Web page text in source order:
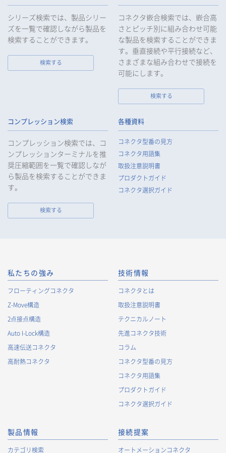
9. 当社は、個人情報の漏えい等の事故が発生した場合は、お客様
等の保護を最優先する考えのもと、被害を最小限にとどめるた
めに合理的な範囲で速やかに対応し、再発防止に向けた取り組
みを行います。
当社は、個人情報報保護のための管理体制および取り組みを継
続的に見直し、定期的に評価を実施し、その改善に努めてまい
ります。
個人情報の取得
当社は、当社サービスの提供にあたり、お客様等の氏名、住
所、電話番号、電子メールアドレス、勤務先情報（所属会社
名、所属部署名、役職、住所、電話（FAX）番号等）、性別、銀
行口座情報等の個人情報を取得します。当社は、適正に個人情
報を取得し、偽りその他不正の手段により取得することはいた
なお、当社は、Cookieおよびその他のトラッキング技術（例え
ばWebビーコン）を使用して、IPアドレス等の識別子を含む、
られる場合のCookie情報は、後掲及びCookieポリシーに従って
取り扱います。https://www.irisoele.com/jp/cookie/
2. 個人情報の利用目的
当社が取得する個人情報の利用目的は、次の通りです。当社
は、次の利用目的を、関連性を有すると合理的に認められる範
囲で変更することがあり、変更した場合には、変更された利用
お客様に対する当社製品のご案内のため
お客様に対するキャンペーン、イベント開催案内等の情報
等、お客様へのサービス向上のため
・
お客様の情報管理のため
シリーズ検索では、製品シリー
ズを一覧で確認しながら製品を
検索することができます。
検索する
コネクタ嵌合検索では、嵌合高
さとピッチ別に組み合わせ可能
な製品を検索することができま
す。垂直接続や平行接続など、
さまざまな組み合わせで接続を
可能にします。
検索する
コンプレッション検索
コンプレッション検索では、コ
ンプレッションターミナルを推
奨圧縮範囲を一覧で確認しなが
ら製品を検索することができま
す。
検索する
各種資料
コネクタ型番の見方
コネクタ用語集
取扱注意説明書
プロダクトガイド
コネクタ選択ガイド
私たちの強み
フローティングコネクタ
Z-Move構造
2点接点構造
Auto I-Lock構造
高速伝送コネクタ
高耐熱コネクタ
技術情報
コネクタとは
取扱注意説明書
テクニカルノート
先進コネクタ技術
コラム
コネクタ型番の見方
コネクタ用語集
プロダクトガイド
コネクタ選択ガイド
製品情報
カテゴリ検索
接続提案
オートメーションコネクタ